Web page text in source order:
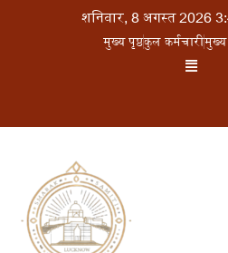
शनिवार, 8 अगस्त 2026
मुख्य पृष्ठकुल कर्मचारीमुख्य